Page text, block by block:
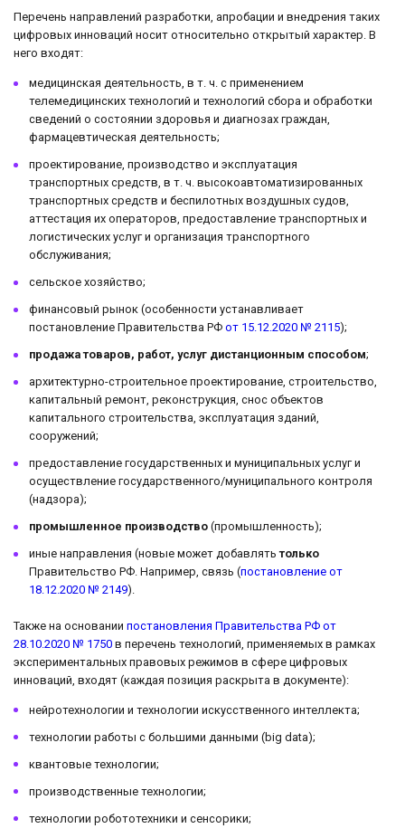
Перечень направлений разработки, апробации и внедрения таких
цифровых инноваций носит относительно открытый характер. В
него входят:
медицинская деятельность, в т. ч. с применением
телемедицинских технологий и технологий сбора и обработки
сведений о состоянии здоровья и диагнозах граждан,
фармацевтическая деятельность;
проектирование, производство и эксплуатация
транспортных средств, в т. ч. высокоавтоматизированных
транспортных средств и беспилотных воздушных судов,
аттестация их операторов, предоставление транспортных и
логистических услуг и организация транспортного
обслуживания;
сельское хозяйство;
финансовый рынок (особенности устанавливает
постановление Правительства РФ от 15.12.2020 № 2115);
продажа товаров, работ, услуг дистанционным способом;
архитектурно-строительное проектирование, строительство,
капитальный ремонт, реконструкция, снос объектов
капитального строительства, эксплуатация зданий,
сооружений;
предоставление государственных и муниципальных услуг и
осуществление государственного/муниципального контроля
(надзора);
промышленное производство (промышленность);
иные направления (новые может добавлятьтолько
Правительство РФ. Например, связь (постановление от
18.12.2020 № 2149).
Также на основании постановления Правительства РФ от
28.10.2020 № 1750 в перечень технологий, применяемых в рамках
экспериментальных правовых режимов в сфере цифровых
инноваций, входят (каждая позиция раскрыта в документе):
нейротехнологии и технологии искусственного интеллекта;
технологии работы с большими данными (big data);
квантовые технологии;
производственные технологии;
технологии робототехники и сенсорики;